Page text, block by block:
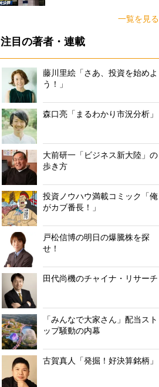
一覧を見る
注目の著者・連載
藤川里絵「さあ、投資を始めよ
う！」
森口亮「まるわかり市況分析」
大前研一「ビジネス新大陸」の
歩き方
投資ノウハウ満載コミック「俺
がカブ番長！」
戸松信博の明日の爆騰株を探
せ！
田代尚機のチャイナ・リサーチ
「みんなで大家さん」配当スト
ップ騒動の内幕
古賀真人「発掘！好決算銘柄」